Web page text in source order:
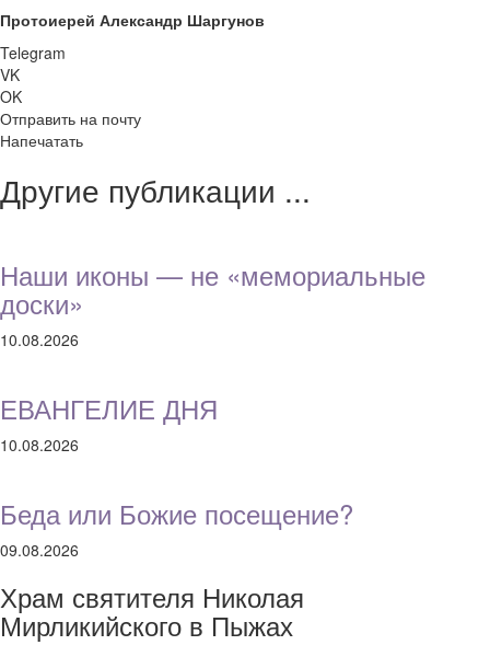
Протоиерей Александр Шаргунов
Telegram
VK
OK
Отправить на почту
Напечатать
Другие публикации ...
Наши иконы — не «мемориальные
доски»
10.08.2026
ЕВАНГЕЛИЕ ДНЯ
10.08.2026
Беда или Божие посещение?
09.08.2026
Храм святителя Николая
Мирликийского в Пыжах